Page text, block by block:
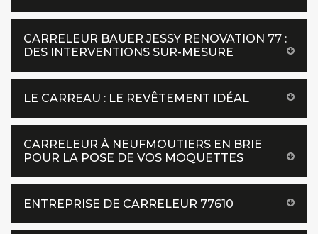
CARRELEUR BAUER JESSY RENOVATION 77 :
DES INTERVENTIONS SUR-MESURE
LE CARREAU : LE REVÊTEMENT IDÉAL
CARRELEUR À NEUFMOUTIERS EN BRIE
POUR LA POSE DE VOS MOQUETTES
ENTREPRISE DE CARRELEUR 77610